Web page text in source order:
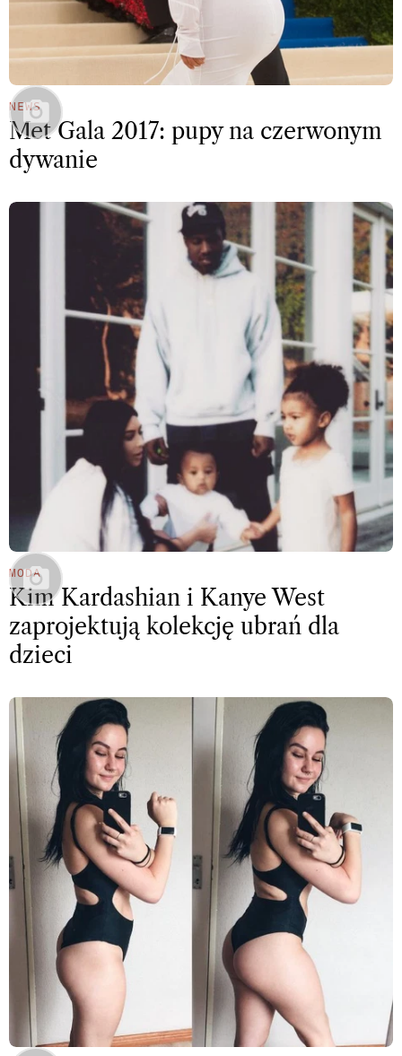
NEWS
Met Gala 2017: pupy na czerwonym
dywanie
MODA
Kim Kardashian i Kanye West
zaprojektują kolekcję ubrań dla
dzieci